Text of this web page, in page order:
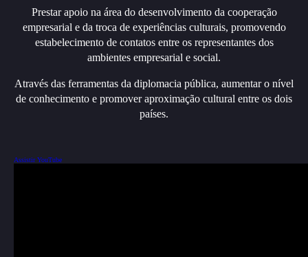
Prestar apoio na área do desenvolvimento da cooperação
empresarial e da troca de experiências culturais, promovendo
estabelecimento de contatos entre os representantes dos
ambientes empresarial e social.
Através das ferramentas da diplomacia pública, aumentar o nível
de conhecimento e promover aproximação cultural entre os dois
países.
Assistir YouTube